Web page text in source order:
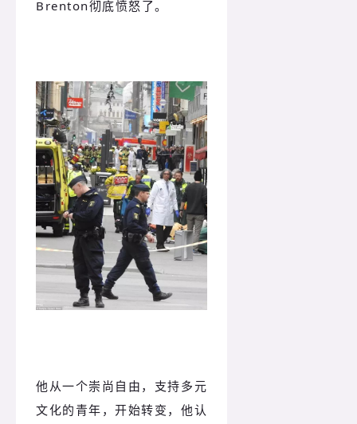
Brenton彻底愤怒了。
他从一个崇尚自由，支持多元
文化的青年，开始转变，他认